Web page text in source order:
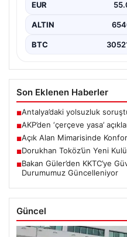
EUR
ALTIN
BTC
Son Eklenen Haberler
■Antalya’daki yolsuzluk
■AKP’den ‘çerçeve yasa’
■Açık Alan Mimarisinde
■Dorukhan Toköz’ün Yeni
■Bakan Güler’den KKTC’ye
Durumumuz Güncelleniyor
Güncel